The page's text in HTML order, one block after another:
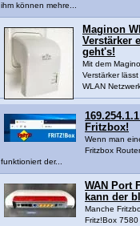
ihm können mehre...
Maginon
Verstärker
geht's!
Mit dem
Verstärker
WLAN
Fritzbox!
Wenn man
Fritzbox
funktioniert der...
WAN Port
kann der
Manche
Fritz!Box